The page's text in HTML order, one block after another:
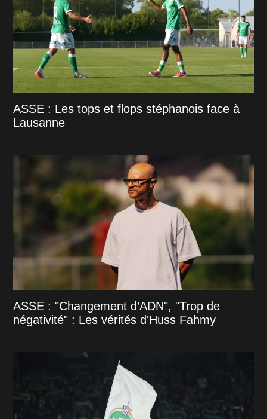
ASSE : Les tops et flops stéphanois face à
Lausanne
ASSE : "Changement d’ADN", "Trop de
négativité" : Les vérités d'Huss Fahmy